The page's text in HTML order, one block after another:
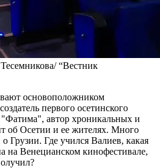
“Вестник
основоположником
первого осетинского
автор хроникальных и
об Осетии и ее жителях. Много
Грузии. Где учился Валиев, какая
на Венецианском кинофестивале,